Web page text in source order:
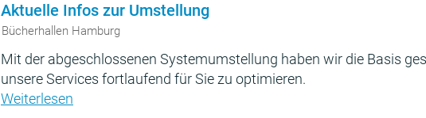
Aktuelle Infos zur Umstellung
Bücherhallen Hamburg
Mit der abgeschlossenen Systemumstellung haben wir die Basis
unsere Services fortlaufend für Sie zu optimieren.
Weiterlesen